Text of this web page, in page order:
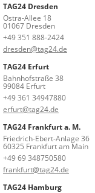
TAG24 Dresden
Ostra-Allee 18
01067 Dresden
+49 351 888-2424
dresden@tag24.de
TAG24 Erfurt
Bahnhofstraße 38
99084 Erfurt
+49 361 34947880
erfurt@tag24.de
TAG24 Frankfurt a. M.
Friedrich-Ebert-Anlage 36
60325 Frankfurt am Main
+49 69 348750580
frankfurt@tag24.de
TAG24 Hamburg